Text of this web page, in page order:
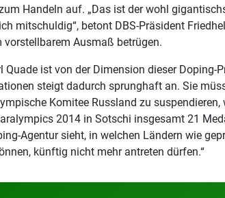
Handeln auf. „Das ist der wohl
mitschuldig“, betont DBS-Präsident
vorstellbarem Ausmaß betrügen.
ist von der Dimension dieser
steigt dadurch sprunghaft an. Sie
Komitee Russland zu
2014 in Sotschi insgesamt 21
Agentur sieht, in welchen Ländern wie
künftig nicht mehr antreten dürfen.“